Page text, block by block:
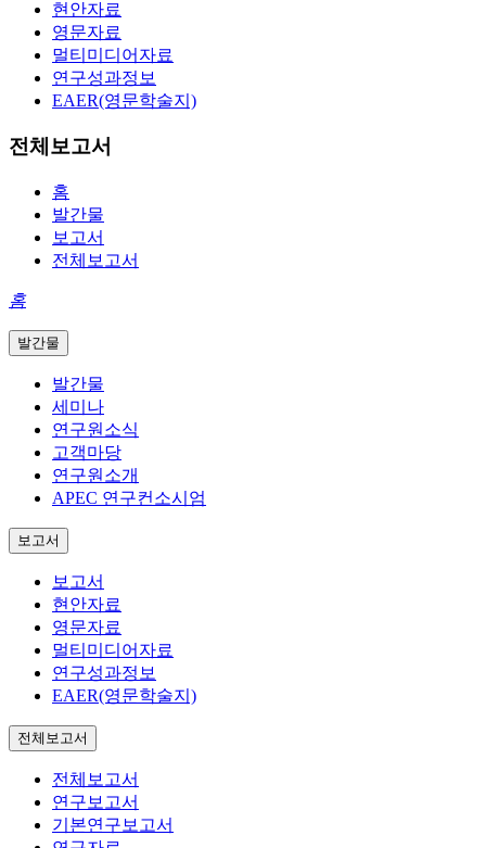
현안자료
영문자료
멀티미디어자료
연구성과정보
EAER(영문학술지)
전체보고서
홈
발간물
보고서
전체보고서
홈
발간물
발간물
세미나
연구원소식
고객마당
연구원소개
APEC 연구컨소시엄
보고서
보고서
현안자료
영문자료
멀티미디어자료
연구성과정보
EAER(영문학술지)
전체보고서
전체보고서
연구보고서
기본연구보고서